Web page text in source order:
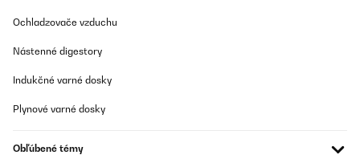
Ochladzovače vzduchu
Nástenné digestory
Indukčné varné dosky
Plynové varné dosky
Obľúbené témy